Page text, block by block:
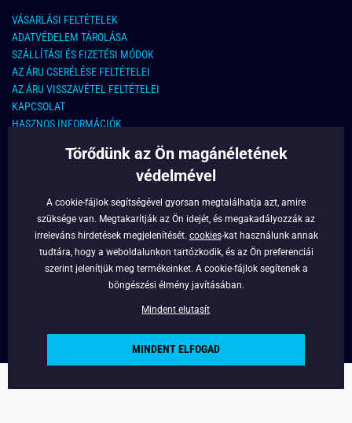
VÁSARLÁSI FELTÉTELEK
ADATVÉDELEM TÁROLÁSA
SZÁLLÍTÁSI ÉS FIZETÉSI MÓDOK
AZ ÁRU CSERÉLÉSE FELTÉTELEI
AZ ÁRU VISSZAVÉTEL FELTÉTELEI
KAPCSOLAT
HASZNOS INFORMÁCIÓK
KAPCSOLAT
info@legyferfi.hu
FONTOS INFORMÁCIÓK
RÓLUNK
Törődünk az Ön magánéletének
védelmével
A cookie-fájlok segítségével gyorsan megtalálhatja azt, amire
szüksége van. Megtakarítják az Ön idejét, és megakadályozzák az
irreleváns hirdetések megjelenítését. cookies-kat használunk annak
tudtára, hogy a weboldalunkon tartózkodik, és az Ön preferenciái
szerint jelenítjük meg termékeinket. A cookie-fájlok segítenek a
böngészési élmény javításában.
Mindent elutasít
MINDENT ELFOGAD